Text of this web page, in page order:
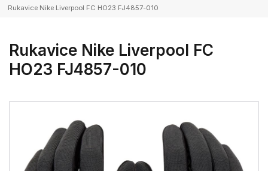
Rukavice Nike Liverpool FC HO23 FJ4857-010
Rukavice Nike Liverpool FC
HO23 FJ4857-010